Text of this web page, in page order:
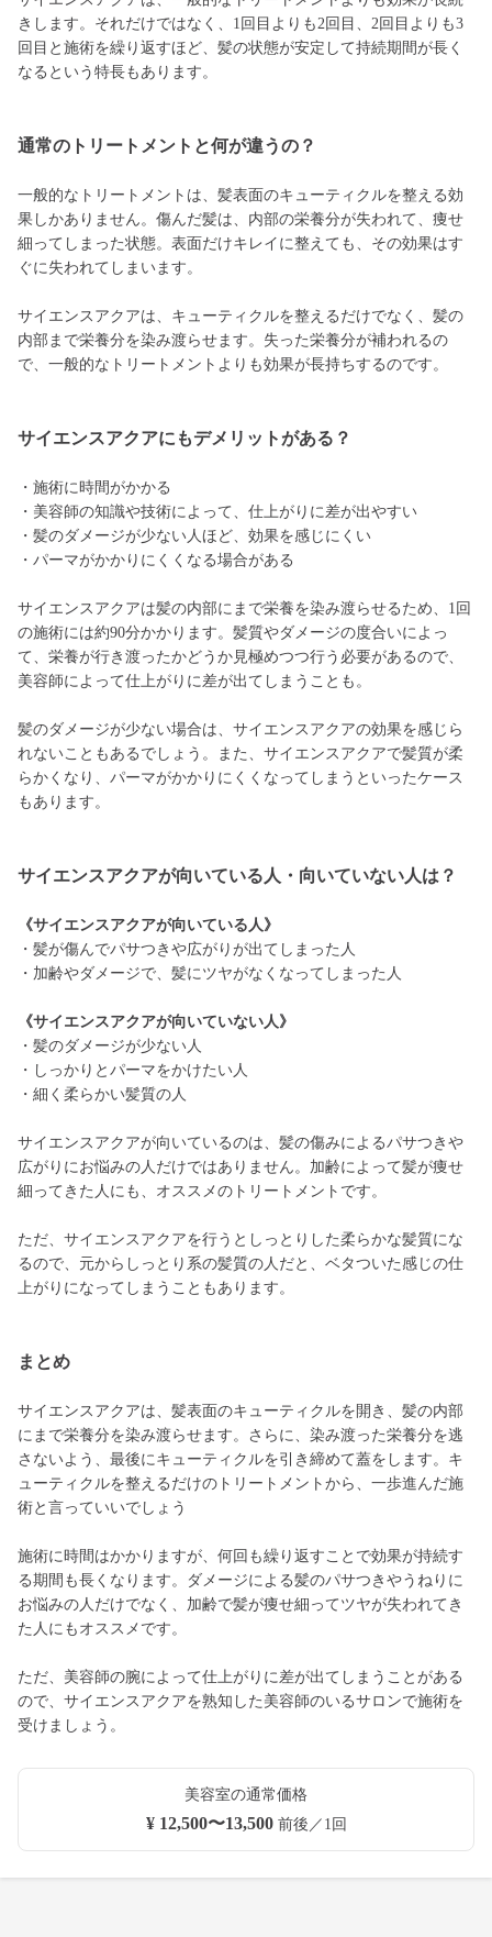
きします。それだけではなく、1回目よりも2回目、2回目よりも3
回目と施術を繰り返すほど、髪の状態が安定して持続期間が長く
なるという特長もあります。
通常のトリートメントと何が違うの？
一般的なトリートメントは、髪表面のキューティクルを整える効
果しかありません。傷んだ髪は、内部の栄養分が失われて、痩せ
細ってしまった状態。表面だけキレイに整えても、その効果はす
ぐに失われてしまいます。
サイエンスアクアは、キューティクルを整えるだけでなく、髪の
内部まで栄養分を染み渡らせます。失った栄養分が補われるの
で、一般的なトリートメントよりも効果が長持ちするのです。
サイエンスアクアにもデメリットがある？
・施術に時間がかかる
・美容師の知識や技術によって、仕上がりに差が出やすい
・髪のダメージが少ない人ほど、効果を感じにくい
・パーマがかかりにくくなる場合がある
サイエンスアクアは髪の内部にまで栄養を染み渡らせるため、1回
の施術には約90分かかります。髪質やダメージの度合いによっ
て、栄養が行き渡ったかどうか見極めつつ行う必要があるので、
美容師によって仕上がりに差が出てしまうことも。
髪のダメージが少ない場合は、サイエンスアクアの効果を感じら
れないこともあるでしょう。また、サイエンスアクアで髪質が柔
らかくなり、パーマがかかりにくくなってしまうといったケース
もあります。
サイエンスアクアが向いている人・向いていない人は？
《サイエンスアクアが向いている人》
・髪が傷んでパサつきや広がりが出てしまった人
・加齢やダメージで、髪にツヤがなくなってしまった人
《サイエンスアクアが向いていない人》
・髪のダメージが少ない人
・しっかりとパーマをかけたい人
・細く柔らかい髪質の人
サイエンスアクアが向いているのは、髪の傷みによるパサつきや
広がりにお悩みの人だけではありません。加齢によって髪が痩せ
細ってきた人にも、オススメのトリートメントです。
ただ、サイエンスアクアを行うとしっとりした柔らかな髪質にな
るので、元からしっとり系の髪質の人だと、ベタついた感じの仕
上がりになってしまうこともあります。
まとめ
サイエンスアクアは、髪表面のキューティクルを開き、髪の内部
にまで栄養分を染み渡らせます。さらに、染み渡った栄養分を逃
さないよう、最後にキューティクルを引き締めて蓋をします。キ
ューティクルを整えるだけのトリートメントから、一歩進んだ施
術と言っていいでしょう
施術に時間はかかりますが、何回も繰り返すことで効果が持続す
る期間も長くなります。ダメージによる髪のパサつきやうねりに
お悩みの人だけでなく、加齢で髪が痩せ細ってツヤが失われてき
た人にもオススメです。
ただ、美容師の腕によって仕上がりに差が出てしまうことがある
ので、サイエンスアクアを熟知した美容師のいるサロンで施術を
受けましょう。
美容室の通常価格
¥ 12,500〜13,500前後／1回